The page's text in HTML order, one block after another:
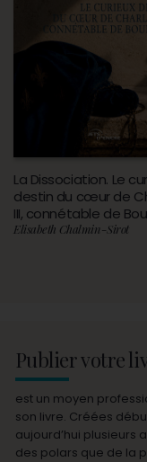
La Dissociation. Le
destin du cœur de
III, connétable de
Elisabeth Chalmin-Sirot
Publier votre
est un moyen
son livre. Créées
aujourd’hui plusieurs
des polars que de la